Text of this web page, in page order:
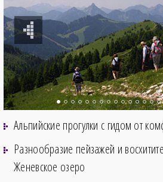
Альпийские прогулки с гидом от
Разнообразие пейзажей и
Женевское озеро